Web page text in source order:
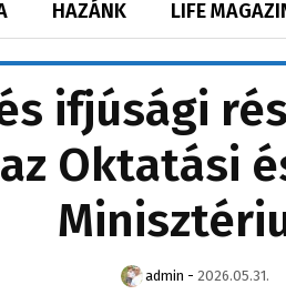
HAZÁNK LIFE
ifjúsági
Oktatási
admin - 2026.05.31.